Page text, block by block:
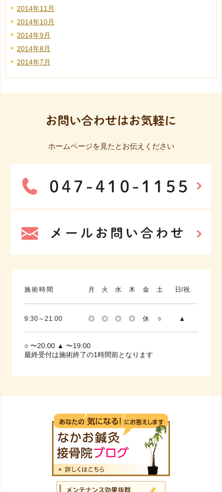
2014年11月
2014年10月
2014年9月
2014年8月
2014年7月
お問い合わせはお気軽に
ホームページを見たとお伝えください
施術時間 月 火 水 木 金 土 日/祝
9:30～21:00 ◎ ◎ ◎ ◎ 休 ○ ▲
○ 〜20:00 ▲ 〜19:00
最終受付は施術終了の1時間前となります